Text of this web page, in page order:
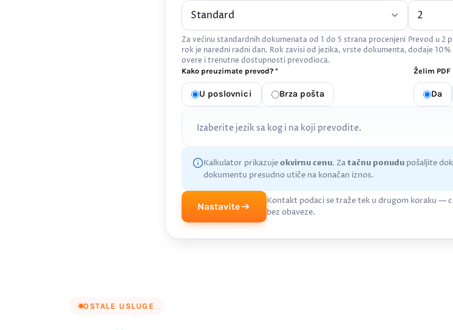
Za većinu standardnih dokumenata od 1 do 5 strana procenjeni
rok je naredni radni dan. Rok zavisi od jezika, vrste dokumenta,
overe i trenutne dostupnosti prevodioca.
Prevod u 2
dodaje 10%
Kako preuzimate prevod? *
U poslovnici Brza pošta
Želim
Da
Izaberite jezik sa kog i na koji prevodite.
Kalkulator prikazujeokvirnu cenu. Zatačnu ponudu pošaljite
dokumentu presudno utiče na konačan iznos.
Nastavite
Kontakt podaci se traže tek u drugom koraku —
bez obaveze.
OSTALE USLUGE